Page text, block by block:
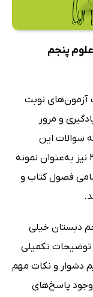
پنجم
نمونه سوالات آزمون‌های نوبت
و مرور
سوالات این
قسمت بهره ببرند. آزمون‌های شماره 16 تا 20 نیز به‌عنوان نمونه
فصول کتاب و
دبستان خیلی
توضیحات تکمیلی
دشوار و نکات مهم
وجود پاسخ‌های